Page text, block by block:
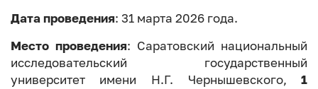
Дата проведения: 31 марта 2026 года.
Место проведения: Саратовский национальный
исследовательский государственный
университет имени Н.Г. Чернышевского,1